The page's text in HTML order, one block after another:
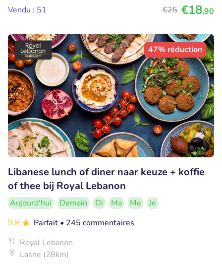
Vendu : 51
€25 €18,90
47% réduction
Libanese lunch of diner naar keuze + koffie
of thee bij Royal Lebanon
Aujourd'hui Demain Di Ma Me
Je
9.8
Parfait • 245 commentaires
Royal Lebanon
Lasne (28km)